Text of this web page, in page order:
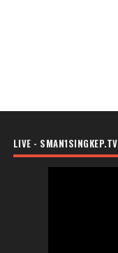
LIVE - SMAN1SINGKEP.TV